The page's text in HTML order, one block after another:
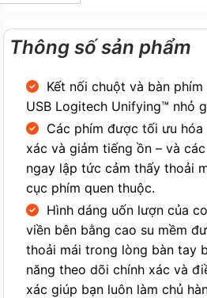
Thông số sản phẩm
Kết nối chuột và bàn
USB Logitech Unifying™ nhỏ
Các phím được tối ưu
xác và giảm tiếng ồn – và
ngay lập tức cảm thấy thoải
cục phím quen thuộc.
Hình dáng uốn lượn của
viền bên bằng cao su mềm
thoải mái trong lòng bàn tay
năng theo dõi chính xác và
xác giúp bạn luôn làm chủ